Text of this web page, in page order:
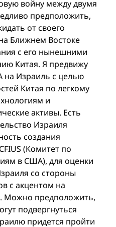
вой­ну между двумя
предположить,
от своего
Ближнем Востоке
с его нынешними
Китая. Я предвижу
на Израиль с целью
Китая по легкому
и
активы. Есть
Израиля
создания
(Комитет по
в США), для оценки
со стороны
с акцентом на
Можно предположить,
подвергнуться
придется пройти